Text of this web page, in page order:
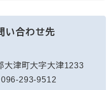
い合わせ先
大津町大字大津1233
096-293-9512